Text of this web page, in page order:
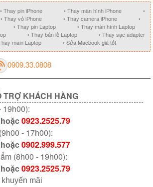
• Thay pin iPhone • Thay màn hình iPhone
•
• Thay vỏ iPhone • Thay camera iPhone
•
• Thay pin Laptop
• Thay màn hình Laptop
• Thay bản lề Laptop
• Thay sạc adapter
main Laptop • Sửa Macbook giá tốt
0909.33.0808
TRỢ KHÁCH HÀNG
19h00):
hoặc0923.2525.79
- 17h00):
hoặc0902.999.577
(8h00 - 19h00):
hoặc0923.2525.79
mãi